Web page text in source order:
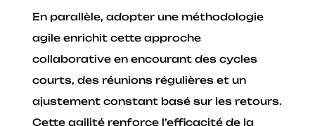
En parallèle, adopter une méthodologie
agile enrichit cette approche
collaborative en encourant des cycles
courts, des réunions régulières et un
ajustement constant basé sur les retours.
Cette agilité renforce l’efficacité de la